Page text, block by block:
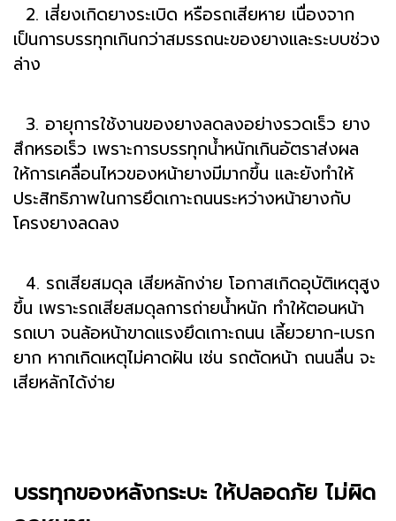
2. เสี่ยงเกิดยางระเบิด หรือรถเสียหาย เนื่องจาก
เป็นการบรรทุกเกินกว่าสมรรถนะของยางและระบบช่วง
ล่าง
3. อายุการใช้งานของยางลดลงอย่างรวดเร็ว ยาง
สึกหรอเร็ว เพราะการบรรทุกน้ำหนักเกินอัตราส่งผล
ให้การเคลื่อนไหวของหน้ายางมีมากขึ้น และยังทำให้
ประสิทธิภาพในการยึดเกาะถนนระหว่างหน้ายางกับ
โครงยางลดลง
4. รถเสียสมดุล เสียหลักง่าย โอกาสเกิดอุบัติเหตุสูง
ขึ้น เพราะรถเสียสมดุลการถ่ายน้ำหนัก ทำให้ตอนหน้า
รถเบา จนล้อหน้าขาดแรงยึดเกาะถนน เลี้ยวยาก-เบรก
ยาก หากเกิดเหตุไม่คาดฝัน เช่น รถตัดหน้า ถนนลื่น จะ
เสียหลักได้ง่าย
บรรทุกของหลังกระบะ ให้ปลอดภัย ไม่ผิด